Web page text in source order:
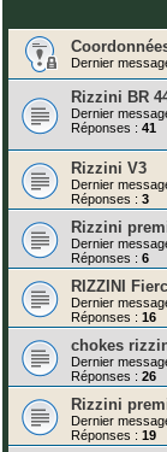
Dernier
Rizzini BR
Dernier
Réponses : 41
Rizzini V3
Dernier
Réponses : 3
Rizzini
Dernier
Réponses : 6
RIZZINI
Dernier
Réponses : 16
chokes
Dernier
Réponses : 26
Rizzini
Dernier
Réponses : 19